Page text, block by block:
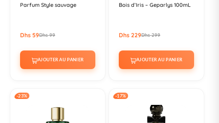
Parfum Style sauvage
Dhs 59Dhs 99
AJOUTER AU PANIER
Bois d’Iris – Geparlys 100mL
Dhs 229Dhs 299
AJOUTER AU PANIER
-23% -17%